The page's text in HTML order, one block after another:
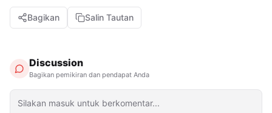
Bagikan Salin Tautan
Discussion
Bagikan pemikiran dan pendapat Anda